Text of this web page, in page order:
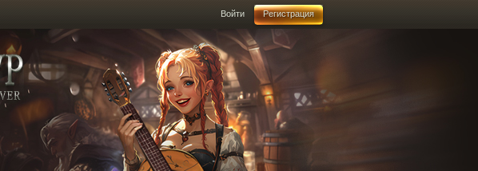
Войти Регистрация